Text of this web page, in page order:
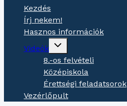
Kezdés
Írj nekem!
Hasznos információk
Videók
Gyermekmenü
8.-os felvételi
Középiskola
Érettségi feladatsorok
Vezérlőpult